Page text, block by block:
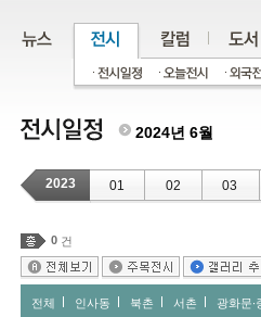
2024년 6월
2023 01 02 03
0 건
전체 인사동 북촌 서촌
광화문∙